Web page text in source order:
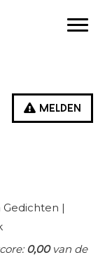
Melden
Gedichten |
0,00van de